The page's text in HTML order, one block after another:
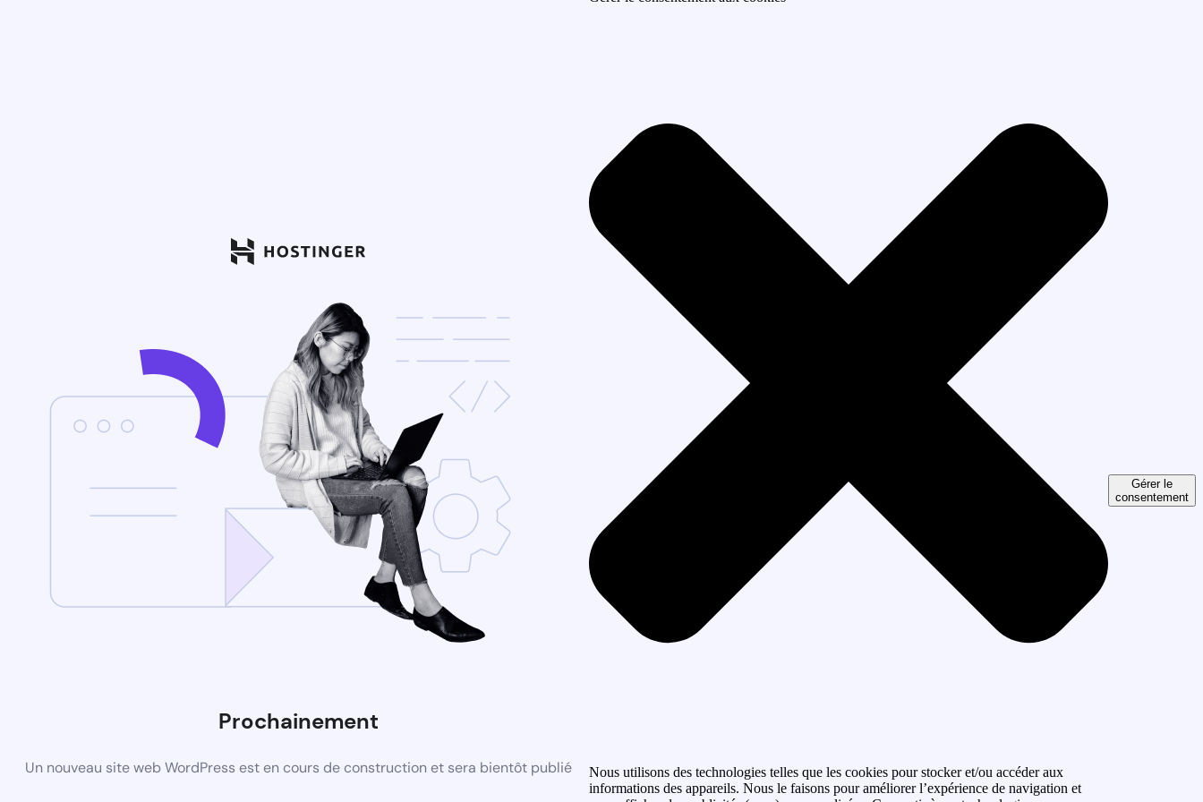
Prochainement
Un nouveau site web WordPress est en cours de construction et sera bientôt publié
Nous utilisons des technologies telles que les cookies pour stocker et/ou accéder aux
informations des appareils. Nous le faisons pour améliorer l’expérience de navigation et
Gérer le
consentement